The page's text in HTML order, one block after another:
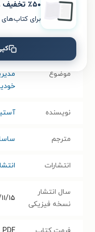
در
عنوان در زبان
موضوع
نویسنده
مترجم
انتشارات
سال انتشار
نسخه فیزیکی
٪۵۰ تخفیف ویژۀ اولین خرید
برای کتاب‌های